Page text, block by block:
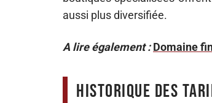
aussi plus diversifiée.
A lire également : Domaine
Historique des